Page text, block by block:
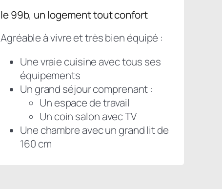
le 99b, un logement tout confort
Agréable à vivre et très bien équipé :
Une vraie cuisine avec tous ses
équipements
Un grand séjour comprenant :
Un espace de travail
Un coin salon avec TV
Une chambre avec un grand lit de
160 cm